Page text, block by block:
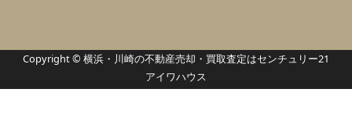
Copyright © 横浜・川崎の不動産売却・買取査定はセンチュリー21
アイワハウス